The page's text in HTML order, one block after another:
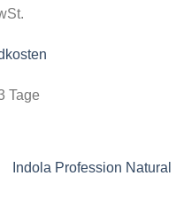
Tage
Indola Profession